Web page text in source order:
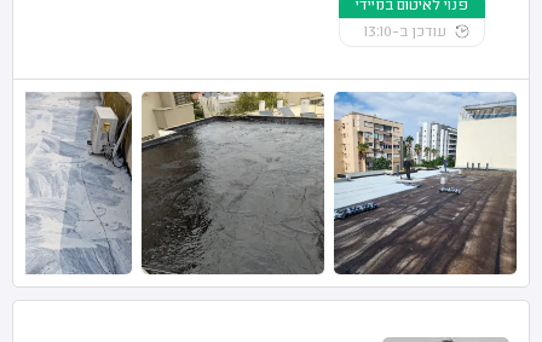
פנוי לאיטום במיידי
עודכן ב-13:10